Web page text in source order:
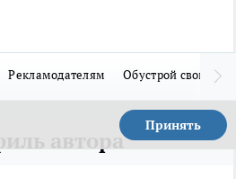
Рекламодателям Обустрой свой дом
Принять
автора